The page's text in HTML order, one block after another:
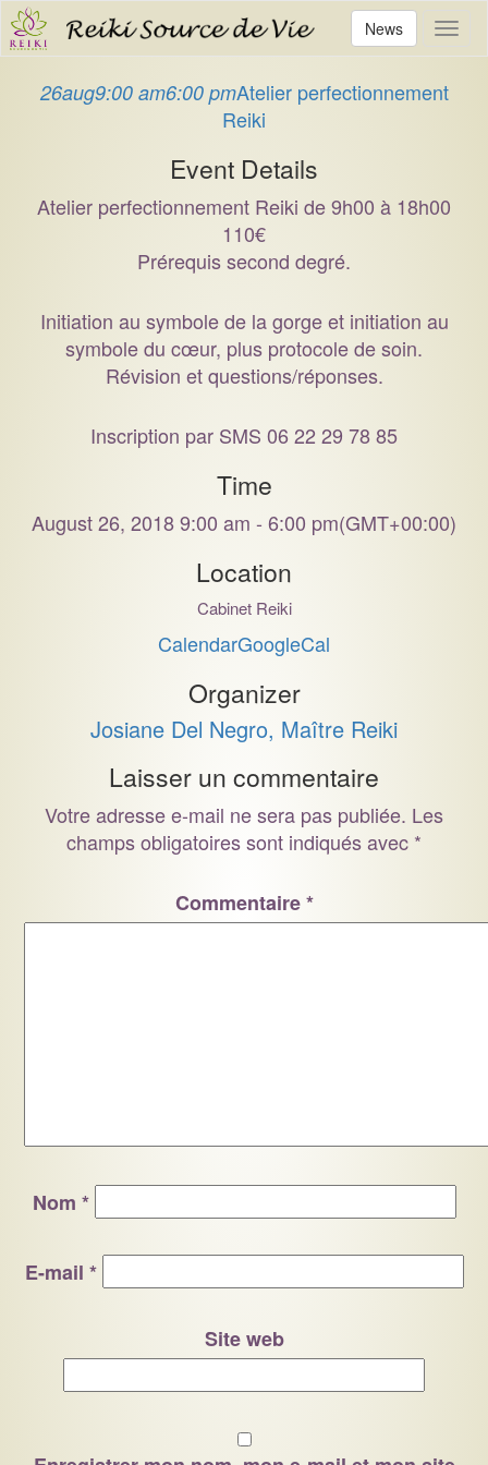
News
26aug9:00 am6:00 pmAtelier perfectionnement
Reiki
Event Details
Atelier perfectionnement Reiki de 9h00 à 18h00
110€
Prérequis second degré.
Initiation au symbole de la gorge et initiation au
symbole du cœur, plus protocole de soin.
Révision et questions/réponses.
Inscription par SMS 06 22 29 78 85
Time
August 26, 2018 9:00 am - 6:00 pm(GMT+00:00)
Location
Cabinet Reiki
CalendarGoogleCal
Organizer
Josiane Del Negro, Maître Reiki
Laisser un commentaire
Votre adresse e-mail ne sera pas publiée. Les
champs obligatoires sont indiqués avec *
Commentaire*
Nom *
E-mail *
Site web